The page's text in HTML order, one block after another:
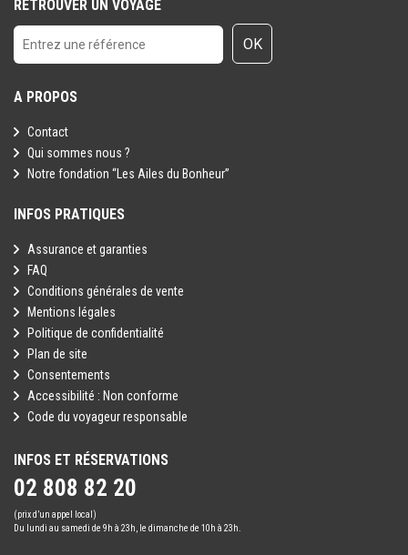
douche est inadéquat. Il y a des débarbouillettes. L'air climatisé est
ajustable, la température et le fan. On retrouve aussi un parapluie,
2 robes de chambre blanche + pantoufles, planche à repasser +
demandé. Wifi excellent partout.
RETROUVER UN VOYAGE
OK
A PROPOS
Contact
Qui sommes nous ?
Notre fondation “Les Ailes du Bonheur”
INFOS PRATIQUES
Assurance et garanties
FAQ
Conditions générales de vente
Mentions légales
Politique de confidentialité
Plan de site
Consentements
Accessibilité : Non conforme
Code du voyageur responsable
INFOS ET RÉSERVATIONS
02 808 82 20
(prix d’un appel local)
Du lundi au samedi de 9h à 23h, le dimanche de 10h à 23h.